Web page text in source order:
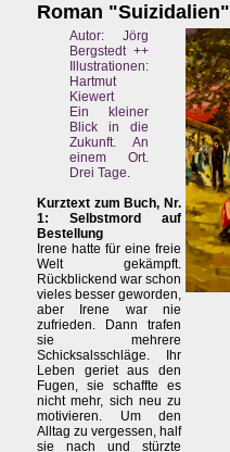
Roman "Suizidalien"
Autor: Jörg
Bergstedt ++
Illustrationen:
Hartmut
Kiewert
Ein kleiner
Blick in die
Zukunft. An
einem Ort.
Drei Tage.
Kurztext zum Buch, Nr.
1: Selbstmord auf
Bestellung
Irene hatte für eine freie
Welt gekämpft.
Rückblickend war schon
vieles besser geworden,
aber Irene war nie
zufrieden. Dann trafen
sie mehrere
Schicksalsschläge. Ihr
Leben geriet aus den
Fugen, sie schaffte es
nicht mehr, sich neu zu
motivieren. Um den
Alltag zu vergessen, half
sie nach und stürzte